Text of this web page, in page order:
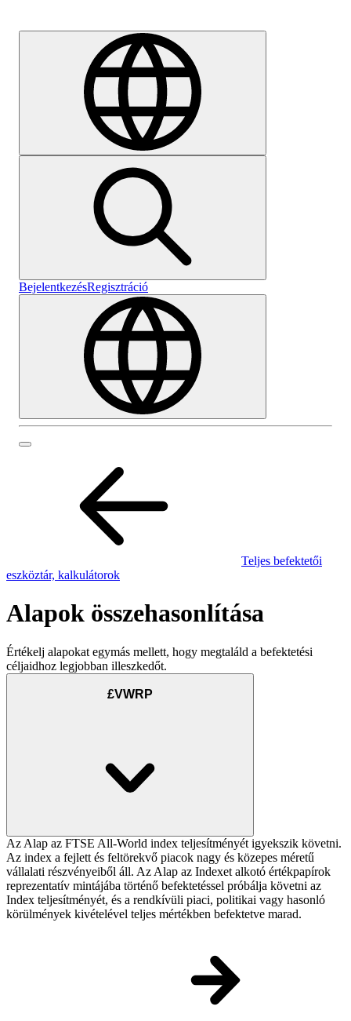
BejelentkezésRegisztráció
Teljes befektetői
eszköztár, kalkulátorok
Alapok összehasonlítása
Értékelj alapokat egymás mellett, hogy megtaláld a befektetési
céljaidhoz legjobban illeszkedőt.
£VWRP
Az Alap az FTSE All-World index teljesítményét igyekszik követni.
Az index a fejlett és feltörekvő piacok nagy és közepes méretű
vállalati részvényeiből áll. Az Alap az Indexet alkotó értékpapírok
reprezentatív mintájába történő befektetéssel próbálja követni az
Index teljesítményét, és a rendkívüli piaci, politikai vagy hasonló
körülmények kivételével teljes mértékben befektetve marad.